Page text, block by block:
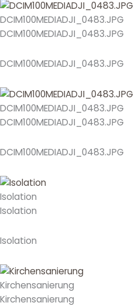
DCIM100MEDIADJI_0483.JPG
DCIM100MEDIADJI_0483.JPG
DCIM100MEDIADJI_0483.JPG
DCIM100MEDIADJI_0483.JPG
DCIM100MEDIADJI_0483.JPG
DCIM100MEDIADJI_0483.JPG
Isolation
Isolation
Isolation
Kirchensanierung
Kirchensanierung